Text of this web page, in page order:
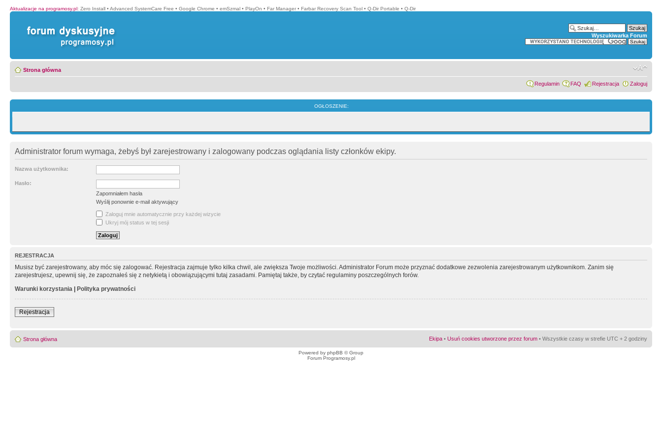
Aktualizacje na programosy.pl: Zero Install • Advanced SystemCare Free • Google Chrome • emSzmal • PlayOn • Far Manager • Farbar Recovery Scan Tool • Q-Dir Portable • Q-Dir
Wyszukiwarka Forum
Strona główna
Regulamin FAQ Rejestracja Zaloguj
OGŁOSZENIE:
Administrator forum wymaga, żebyś był zarejestrowany i zalogowany podczas oglądania listy członków ekipy.
Nazwa użytkownika:
Hasło:
Zapomniałem hasła
Wyślij ponownie e-mail aktywujący
Zaloguj mnie automatycznie przy każdej wizycie
Ukryj mój status w tej sesji
REJESTRACJA
Musisz być zarejestrowany, aby móc się zalogować. Rejestracja zajmuje tylko kilka chwil, ale zwiększa Twoje możliwości. Administrator Forum może przyznać dodatkowe zezwolenia zarejestrowanym użytkownikom. Zanim się
zarejestrujesz, upewnij się, że zapoznałeś się z netykietą i obowiązującymi tutaj zasadami. Pamiętaj także, by czytać regulaminy poszczególnych forów.
Warunki korzystania | Polityka prywatności
Rejestracja
Strona główna Ekipa • Usuń cookies utworzone przez forum • Wszystkie czasy w strefie UTC + 2 godziny
Powered by phpBB © Group
Forum Programosy.pl